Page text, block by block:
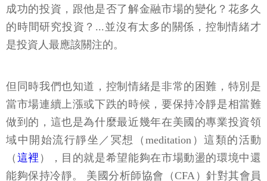
成功的投資，跟他是否了解金融市場的變化？花多久
的時間研究投資？...並沒有太多的關係，控制情緒才
是投資人最應該關注的。
但同時我們也知道，控制情緒是非常的困難，特別是
當市場連續上漲或下跌的時候，要保持冷靜是相當難
做到的，這也是為什麼最近幾年在美國的專業投資領
域中開始流行靜坐／冥想（meditation）這類的活動
（ 這裡 ），目的就是希望能夠在市場動盪的環境中還
能夠保持冷靜。 美國分析師協會（CFA）針對其會員